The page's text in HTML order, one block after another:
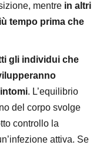
mentre in altri
tempo prima che
gli individui che
. L’equilibrio
del corpo svolge
controllo la
attiva. Se